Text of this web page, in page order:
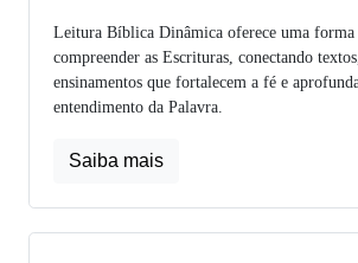
Leitura Bíblica Dinâmica oferece uma
compreender as Escrituras, conectando
ensinamentos que fortalecem a fé e
entendimento da Palavra.
Saiba mais